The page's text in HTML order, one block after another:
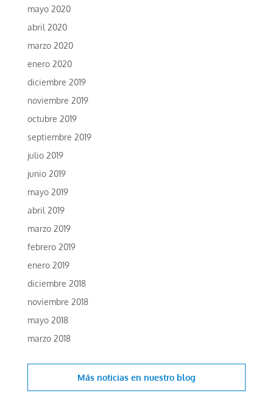
mayo 2020
abril 2020
marzo 2020
enero 2020
diciembre 2019
noviembre 2019
octubre 2019
septiembre 2019
julio 2019
junio 2019
mayo 2019
abril 2019
marzo 2019
febrero 2019
enero 2019
diciembre 2018
noviembre 2018
mayo 2018
marzo 2018
Más noticias en nuestro blog